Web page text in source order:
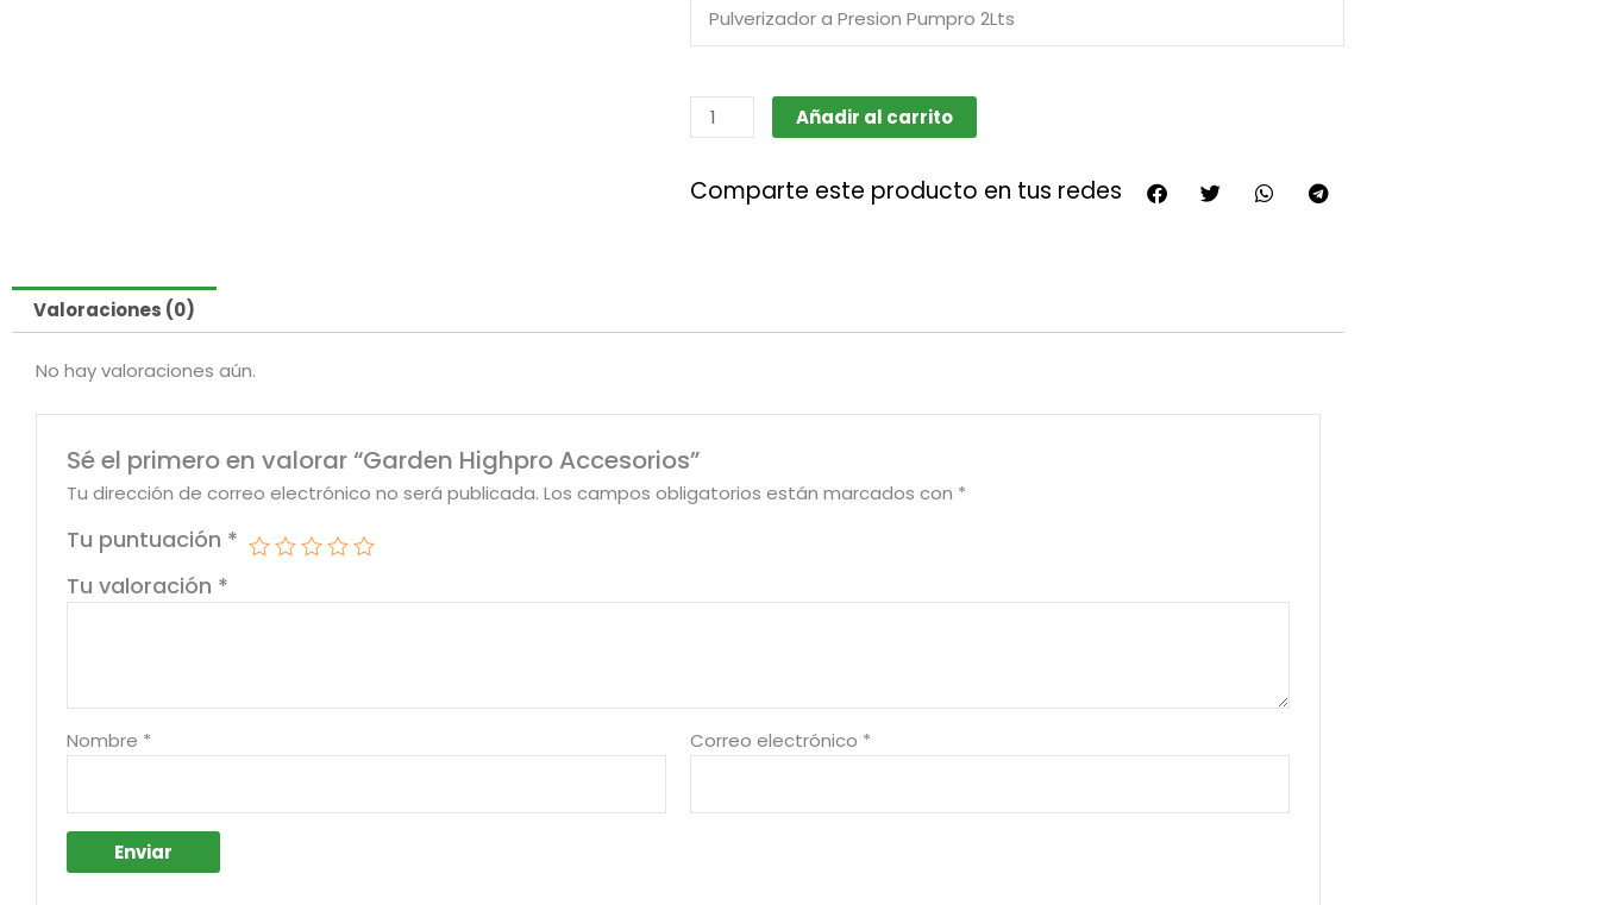
Pulverizador a Presion Pumpro 2Lts
Garden
Highpro
cantidad
Añadir al carrito
Comparte este producto en tus redes
Valoraciones (0)
No hay valoraciones aún.
Sé el primero en valorar “Garden Highpro Accesorios”
Tu dirección de correo electrónico no será publicada. Los campos obligatorios están marcados con *
Tu puntuación *
Tu valoración *
Nombre * Correo electrónico *